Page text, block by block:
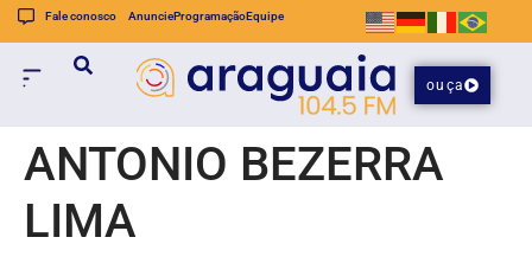
Fale conosco AnuncieProgramaçãoEquipe
ouça
ANTONIO BEZERRA
LIMA